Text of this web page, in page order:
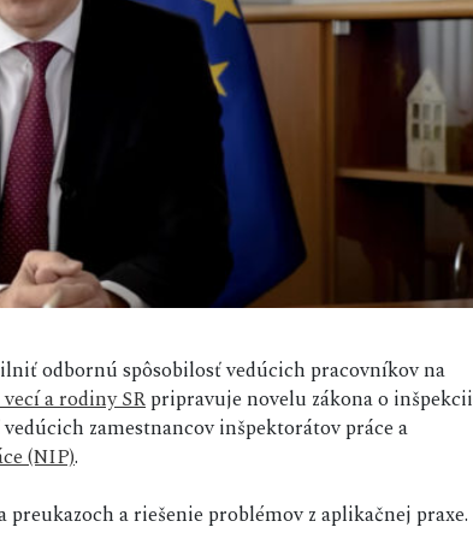
odbornú spôsobilosť vedúcich pracovníkov na
a rodiny SRpripravuje novelu zákona o inšpekcii
zamestnancov inšpektorátov práce a
(NIP).
a riešenie problémov z aplikačnej praxe.